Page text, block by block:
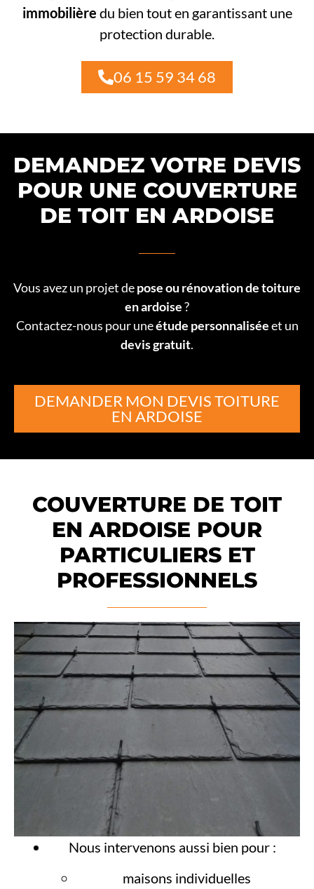
immobilière du bien tout en garantissant une
protection durable.
06 15 59 34 68
DEMANDEZ VOTRE DEVIS
POUR UNE COUVERTURE
DE TOIT EN ARDOISE
Vous avez un projet depose ou rénovation de toiture
en ardoise?
Contactez-nous pour uneétude personnaliséeet un
devis gratuit.
DEMANDER MON DEVIS TOITURE
EN ARDOISE
COUVERTURE DE TOIT
EN ARDOISE POUR
PARTICULIERS ET
PROFESSIONNELS
Nous intervenons aussi bien pour :
maisons individuelles